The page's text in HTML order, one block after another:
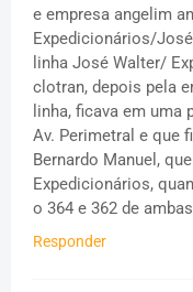
e empresa angelim
Expedicionários/
linha José Walter/
clotran, depois pela
linha, ficava em
Av. Perimetral e que
Bernardo Manuel,
Expedicionários,
o 364 e 362 de
Responder